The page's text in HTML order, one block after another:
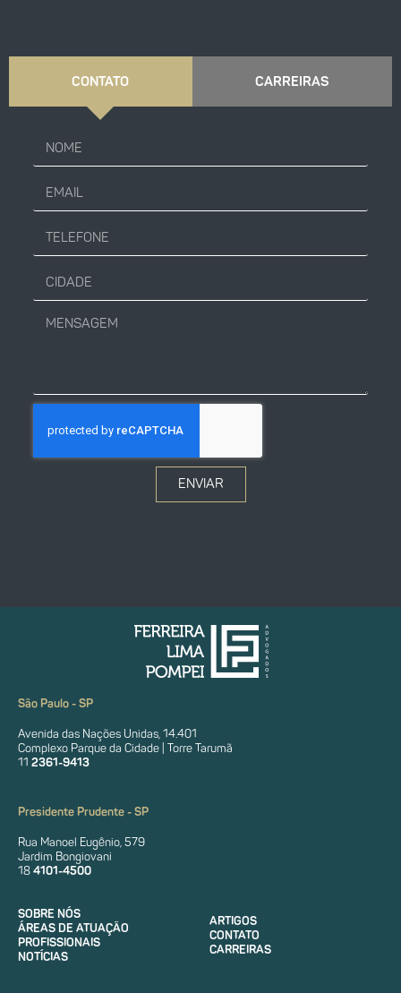
CONTATO CARREIRAS
ENVIAR
São Paulo - SP
Avenida das Nações Unidas, 14.401
Complexo Parque da Cidade | Torre Tarumã
11 2361-9413
Presidente Prudente - SP
Rua Manoel Eugênio, 579
Jardim Bongiovani
18 4101-4500
SOBRE NÓS
ÁREAS DE ATUAÇÃO
PROFISSIONAIS
NOTÍCIAS
ARTIGOS
CONTATO
CARREIRAS